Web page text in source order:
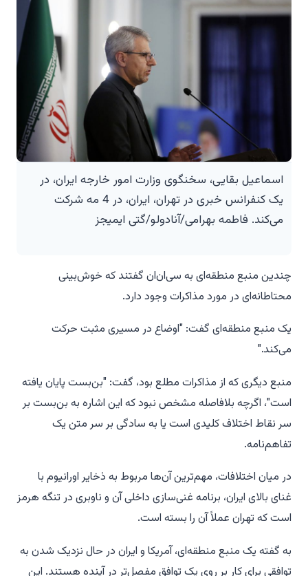
اسماعیل بقایی، سخنگوی وزارت امور خارجه ایران، در
یک کنفرانس خبری در تهران، ایران، در 4 مه شرکت
می‌کند. فاطمه بهرامی/آنادولو/گتی ایمیجز
چندین منبع منطقه‌ای به سی‌ان‌ان گفتند که خوش‌بینی
محتاطانه‌ای در مورد مذاکرات وجود دارد.
یک منبع منطقه‌ای گفت: "اوضاع در مسیری مثبت حرکت
می‌کند."
منبع دیگری که از مذاکرات مطلع بود، گفت: "بن‌بست پایان یافته
است"، اگرچه بلافاصله مشخص نبود که این اشاره به بن‌بست بر
سر نقاط اختلاف کلیدی است یا به سادگی بر سر متن یک
تفاهم‌نامه.
در میان اختلافات، مهم‌ترین آن‌ها مربوط به ذخایر اورانیوم با
غنای بالای ایران، برنامه غنی‌سازی داخلی آن و ناوبری در تنگه هرمز
است که تهران عملاً آن را بسته است.
به گفته یک منبع منطقه‌ای، آمریکا و ایران در حال نزدیک شدن به
توافقی برای کار بر روی یک توافق مفصل‌تر در آینده هستند. این